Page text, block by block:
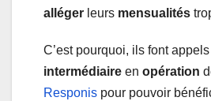
alléger leurs mensualités
C’est pourquoi, ils font
intermédiaire en opération
Responis pour pouvoir